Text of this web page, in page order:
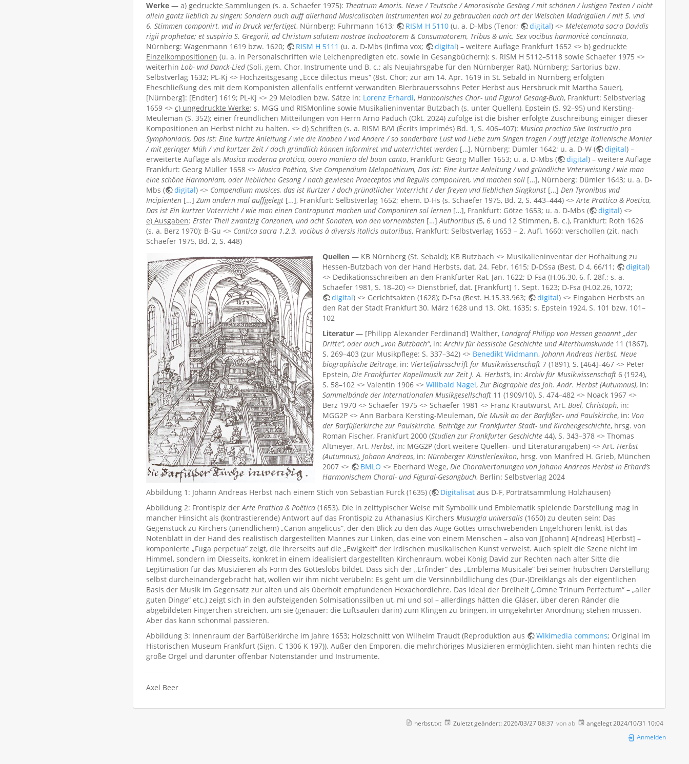
Werke — a) gedruckte Sammlungen (s. a. Schaefer 1975): Theatrum Amoris. Newe / Teutsche / Amorosische Gesäng / mit schönen / lustigen Texten / nicht
allein gantz lieblich zu singen: Sondern auch auff allerhand Musicalischen Instrumenten wol zu gebrauchen nach art der Welschen Madrigalien / mit 5. vnd
6. Stimmen componirt, vnd in Druck verfertiget, Nürnberg: Fuhrmann 1613; RISM H 5110 (u. a. D-Mbs (Tenor; digital) <> Meletemata sacra Davidis
rigii prophetae; et suspiria S. Gregorii, ad Christum salutem nostrae Inchoatorem & Consumatorem, Tribus & unic. Sex vocibus harmonicè concinnata,
Nürnberg: Wagenmann 1619 bzw. 1620;
RISM H 5111 (u. a. D-Mbs (infima vox; digital) – weitere Auflage Frankfurt 1652 <> b) gedruckte
Einzelkompositionen (u. a. in Personalschriften wie Leichenpredigten etc. sowie in Gesangbüchern): s. RISM H 5112–5118 sowie Schaefer 1975 <>
weiterhin Lob- vnd Danck-Lied(Soli, gem. Chor, Instrumente und B. c.; als Neujahrsgabe für den Nürnberger Rat), Nürnberg: Sartorius bzw.
Selbstverlag 1632; PL-Kj <> Hochzeitsgesang „Ecce dilectus meus“ (8st. Chor; zur am 14. Apr. 1619 in St. Sebald in Nürnberg erfolgten
Eheschließung des mit dem Komponisten allenfalls entfernt verwandten Bierbrauerssohns Peter Herbst aus Hersbruck mit Martha Sauer),
[Nürnberg]: [Endter] 1619; PL-Kj <> 29 Melodien bzw. Sätze in: Lorenz Erhardi, Harmonisches Chor- und Figural Gesang-Buch, Frankfurt: Selbstverlag
1659 <> c) ungedruckte Werke: s. MGG und RISMonline sowie Musikalieninventar Butzbach (s. unter Quellen), Epstein (S. 92–95) und Kersting-
Meuleman (S. 352); einer freundlichen Mitteilungen von Herrn Arno Paduch (Okt. 2024) zufolge ist die bisher erfolgte Zuschreibung einiger dieser
Kompositionen an Herbst nicht zu halten. <> d) Schriften (s. a. RISM B/VI (Écrits imprimés) Bd. 1, S. 406–407): Musica practica Sive Instructio pro
Symphoniacis, Das ist: Eine kurtze Anleitung / wie die Knaben / vnd Andere / so sonderbare Lust vnd Liebe zum Singen tragen / auff jetzige Italienische Manier
/ mit geringer Müh / vnd kurtzer Zeit / doch gründlich können informiret vnd unterrichtet werden […], Nürnberg: Dümler 1642; u. a. D-W ( digital) –
erweiterte Auflage als Musica moderna prattica, ouero maniera del buon canto, Frankfurt: Georg Müller 1653; u. a. D-Mbs ( digital) – weitere Auflage
Frankfurt: Georg Müller 1658 <> Musica Poëtica, Sive Compendium Melopoëticum, Das ist: Eine kurtze Anleitung / vnd gründliche Vnterweisung / wie man
eine schöne Harmoniam, oder lieblichen Gesang / nach gewiesen Praeceptos vnd Regulis componiren, vnd machen soll […], Nürnberg: Dümler 1643; u. a. D-
Mbs (
digital) <> Compendium musices, das ist Kurtzer / doch gründtlicher Vnterricht / der freyen vnd lieblichen Singkunst […] Den Tyronibus vnd
Incipienten […] Zum andern mal auffgelegt […], Frankfurt: Selbstverlag 1652; ehem. D-Hs (s. Schaefer 1975, Bd. 2, S. 443–444) <>Arte Prattica & Poëtica,
Das ist Ein kurtzer Vnterricht / wie man einen Contrapunct machen und Componiren sol lernen […], Frankfurt: Götze 1653; u. a. D-Mbs ( digital) <>
e) Ausgaben: Erster Theil zwantzig Canzonen, und acht Sonaten, von den vornembsten […]Authoribus (5, 6 und 12 Stimmen, B. c.), Frankfurt: Roth 1626
(s. a. Berz 1970); B-Gu <> Cantica sacra 1.2.3. vocibus à diversis italicis autoribus, Frankfurt: Selbstverlag 1653 – 2. Aufl. 1660; verschollen (zit. nach
Schaefer 1975, Bd. 2, S. 448)
Quellen — KB Nürnberg (St. Sebald); KB Butzbach <> Musikalieninventar der Hofhaltung zu
Hessen-Butzbach von der Hand Herbsts, dat. 24. Febr. 1615; D-DSsa (Best. D 4, 66/11;
digital)
<> Dedikationsschreiben an den Frankfurter Rat, Jan. 1622; D-Fsa (H.06.30, 6, f. 28f.; s. a.
Schaefer 1981, S. 18–20) <> Dienstbrief, dat. [Frankfurt] 1. Sept. 1623; D-Fsa (H.02.26, 1072;
digital) <> Gerichtsakten (1628); D-Fsa (Best. H.15.33.963; digital) <> Eingaben Herbsts an
den Rat der Stadt Frankfurt 30. März 1628 und 13. Okt. 1635; s. Epstein 1924, S. 101 bzw. 101–
102
Literatur — [Philipp Alexander Ferdinand] Walther, Landgraf Philipp von Hessen genannt „der
Dritte“, oder auch „von Butzbach“, in:Archiv für hessische Geschichte und Alterthumskunde 11 (1867),
S. 269–403 (zur Musikpflege: S. 337–342) <> Benedikt Widmann, Johann Andreas Herbst. Neue
biographische Beiträge, in: Vierteljahrsschrift für Musikwissenschaft 7 (1891), S. [464]–467 <> Peter
Epstein, Die Frankfurter Kapellmusik zur Zeit J. A. Herbst’s, in:Archiv für Musikwissenschaft 6 (1924),
S. 58–102 <> Valentin 1906 <> Wilibald Nagel, Zur Biographie des Joh. Andr. Herbst (Autumnus), in:
Sammelbände der Internationalen Musikgesellschaft 11 (1909/10), S. 474–482 <> Noack 1967 <>
Berz 1970 <> Schaefer 1975 <> Schaefer 1981 <> Franz Krautwurst, Art. Buel, Christoph, in:
MGG2P <> Ann Barbara Kersting-Meuleman, Die Musik an der Barfüßer- und Paulskirche, in: Von
der Barfüßerkirche zur Paulskirche. Beiträge zur Frankfurter Stadt- und Kirchengeschichte, hrsg. von
Roman Fischer, Frankfurt 2000 (Studien zur Frankfurter Geschichte 44), S. 343–378 <> Thomas
Altmeyer, Art. Herbst, in: MGG2P (dort weitere Quellen- und Literaturangaben) <> Art. Herbst
(Autumnus), Johann Andreas, in: Nürnberger Künstlerlexikon, hrsg. von Manfred H. Grieb, München
2007 <>
BMLO <> Eberhard Wege, Die Choralvertonungen von Johann Andreas Herbst in Erhard’s
Harmonischem Choral- und Figural-Gesangbuch, Berlin: Selbstverlag 2024
Abbildung 1: Johann Andreas Herbst nach einem Stich von Sebastian Furck (1635) (
Digitalisat aus D-F, Porträtsammlung Holzhausen)
Abbildung 2: Frontispiz derArte Prattica & Poëtica (1653). Die in zeittypischer Weise mit Symbolik und Emblematik spielende Darstellung mag in
mancher Hinsicht als (kontrastierende) Antwort auf das Frontispiz zu Athanasius Kirchers Musurgia universalis (1650) zu deuten sein: Das
Gegenstück zu Kirchers (unendlichem) „Canon angelicus“, der den Blick zu den das Auge Gottes umschwebenden Engelchören lenkt, ist das
Notenblatt in der Hand des realistisch dargestellten Mannes zur Linken, das eine von einem Menschen – also von J[ohann] A[ndreas] H[erbst] –
komponierte „Fuga perpetua“ zeigt, die ihrerseits auf die „Ewigkeit“ der irdischen musikalischen Kunst verweist. Auch spielt die Szene nicht im
Himmel, sondern im Diesseits, konkret in einem idealisiert dargestellten Kirchenraum, wobei König David zur Rechten nach alter Sitte die
Legitimation für das Musizieren als Form des Gotteslobs bildet. Dass sich der „Erfinder“ des „Emblema Musicale“ bei seiner hübschen Darstellung
selbst durcheinandergebracht hat, wollen wir ihm nicht verübeln: Es geht um die Versinnbildlichung des (Dur-)Dreiklangs als der eigentlichen
Basis der Musik im Gegensatz zur alten und als überholt empfundenen Hexachordlehre. Das Ideal der Dreiheit („Omne Trinum Perfectum“ – „aller
guten Dinge“ etc.) zeigt sich in den aufsteigenden Solmisationssilben ut, mi und sol – allerdings hätten die Gläser, über deren Ränder die
abgebildeten Fingerchen streichen, um sie (genauer: die Luftsäulen darin) zum Klingen zu bringen, in umgekehrter Anordnung stehen müssen.
Aber das kann schonmal passieren.
Abbildung 3: Innenraum der Barfüßerkirche im Jahre 1653; Holzschnitt von Wilhelm Traudt (Reproduktion aus
Wikimedia commons; Original im
Historischen Museum Frankfurt (Sign. C 1306 K 197)). Außer den Emporen, die mehrchöriges Musizieren ermöglichten, sieht man hinten rechts die
große Orgel und darunter offenbar Notenständer und Instrumente.
Axel Beer
herbst.txt Zuletzt geändert: 2026/03/27 08:37 vonab angelegt 2024/10/31 10:04
Anmelden